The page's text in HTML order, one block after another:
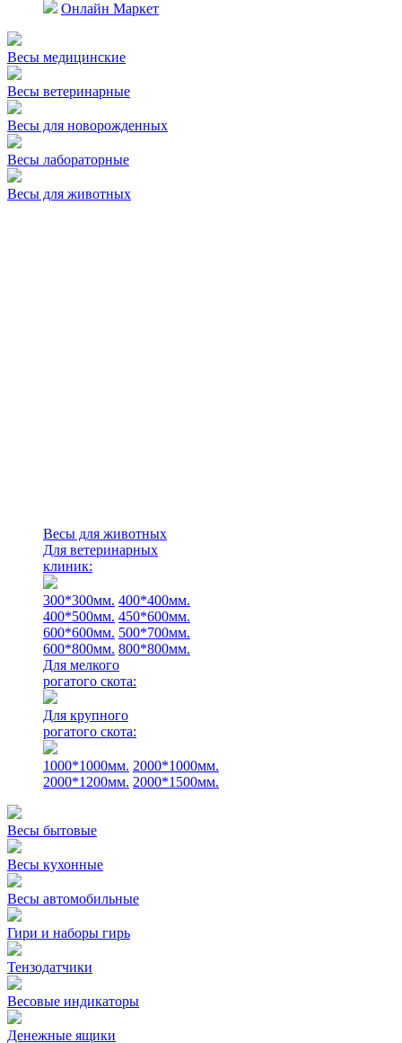
Онлайн Маркет
Весы медицинские
Весы ветеринарные
Весы для новорожденных
Весы лабораторные
Весы для животных
Весы для животных
Для ветеринарных
клиник:
300*300мм. 400*400мм.
400*500мм. 450*600мм.
600*600мм. 500*700мм.
600*800мм. 800*800мм.
Для мелкого
рогатого скота:
Для крупного
рогатого скота:
1000*1000мм. 2000*1000мм.
2000*1200мм. 2000*1500мм.
Весы бытовые
Весы кухонные
Весы автомобильные
Гири и наборы гирь
Тензодатчики
Весовые индикаторы
Денежные ящики